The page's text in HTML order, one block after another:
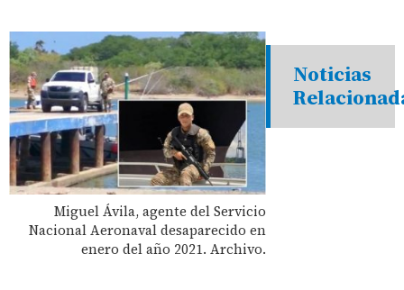
Miguel Ávila, agente del Servicio
Nacional Aeronaval desaparecido en
enero del año 2021. Archivo.
Noticias